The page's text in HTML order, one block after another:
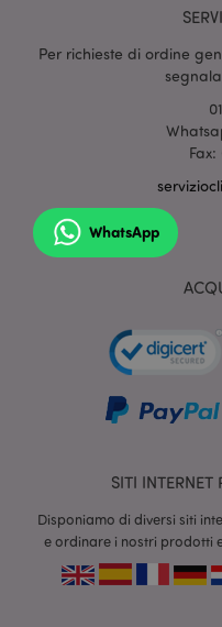
Per richieste di ordine
Fax:
WhatsApp
SITI INTERNET
Disponiamo di diversi siti
e ordinare i nostri prodotti
mage-cache-sessid
section_data_ids